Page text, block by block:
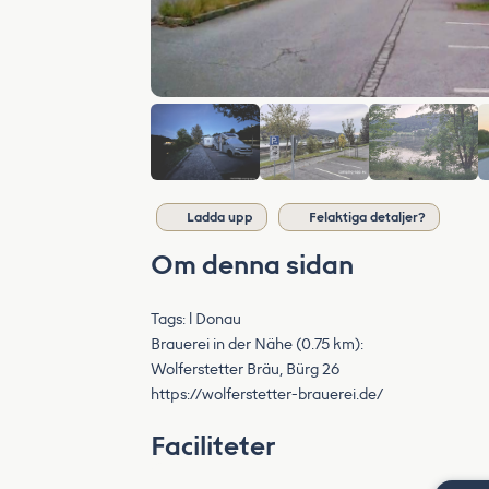
Ladda upp Felaktiga detaljer?
Om denna sidan
Tags: l Donau
Brauerei in der Nähe (0.75 km):
Wolferstetter Bräu, Bürg 26
https://wolferstetter-brauerei.de/
Faciliteter